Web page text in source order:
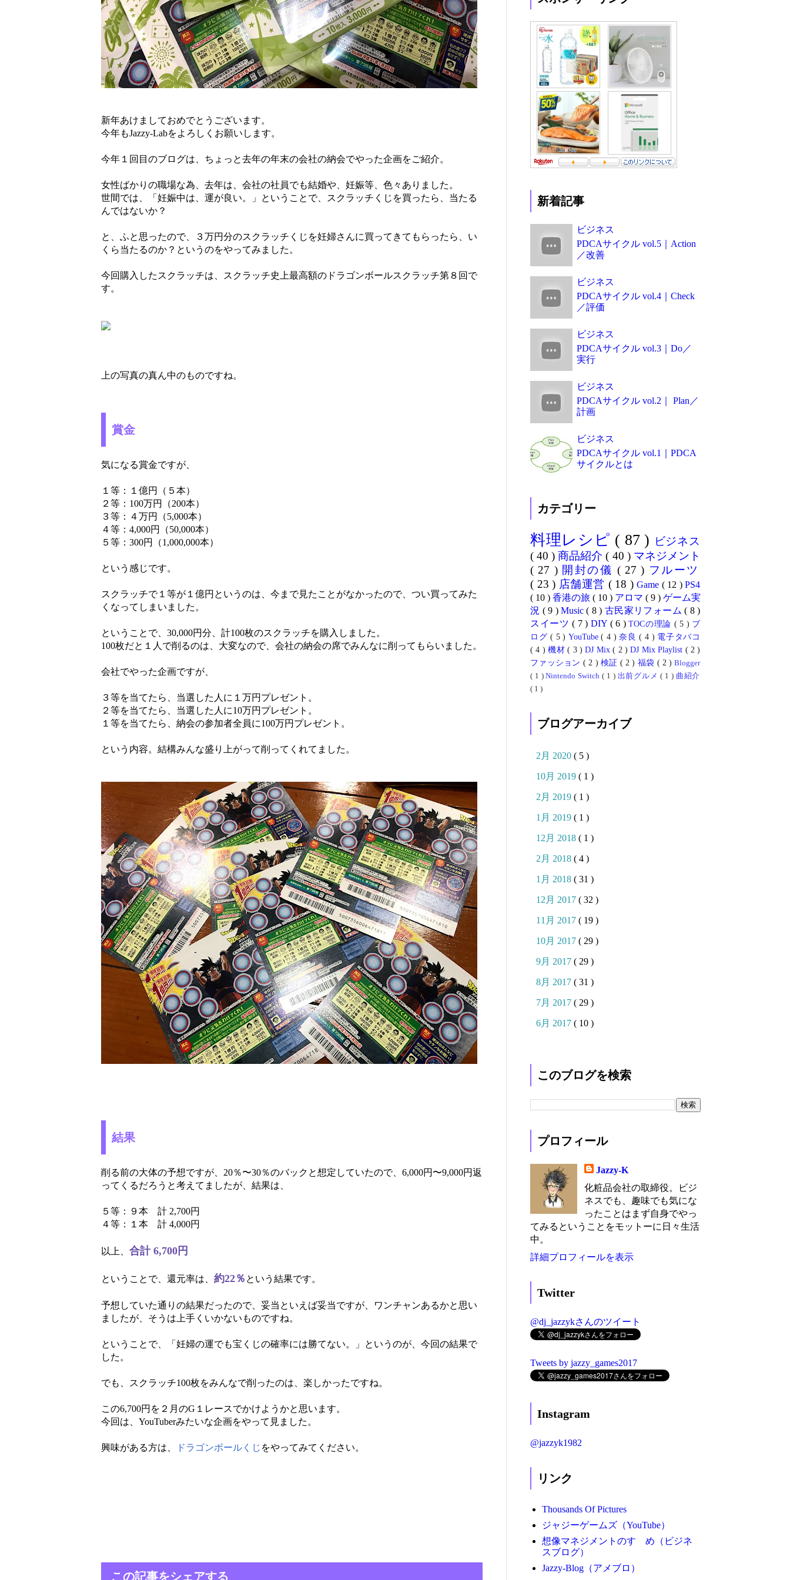
新年あけましておめでとうございます。
今年もJazzy-Labをよろしくお願いします。
今年１回目のブログは、ちょっと去年の年末の会社の納会でやった企画をご紹介。
女性ばかりの職場な為、去年は、会社の社員でも結婚や、妊娠等、色々ありました。
世間では、「妊娠中は、運が良い。」ということで、スクラッチくじを買ったら、当たる
んではないか？
と、ふと思ったので、３万円分のスクラッチくじを妊婦さんに買ってきてもらったら、い
くら当たるのか？というのをやってみました。
今回購入したスクラッチは、スクラッチ史上最高額のドラゴンボールスクラッチ第８回で
す。
上の写真の真ん中のものですね。
賞金
気になる賞金ですが、
１等：１億円（５本）
２等：100万円（200本）
３等：４万円（5,000本）
４等：4,000円（50,000本）
５等：300円（1,000,000本）
という感じです。
スクラッチで１等が１億円というのは、今まで見たことがなかったので、つい買ってみた
くなってしまいました。
ということで、30,000円分、計100枚のスクラッチを購入しました。
100枚だと１人で削るのは、大変なので、会社の納会の席でみんなに削ってもらいました。
会社でやった企画ですが、
３等を当てたら、当選した人に１万円プレゼント。
２等を当てたら、当選した人に10万円プレゼント。
１等を当てたら、納会の参加者全員に100万円プレゼント。
という内容。結構みんな盛り上がって削ってくれてました。
結果
削る前の大体の予想ですが、20％〜30％のバックと想定していたので、6,000円〜9,000円返
ってくるだろうと考えてましたが、結果は、
５等：９本 計 2,700円
４等：１本 計 4,000円
以上、 合計 6,700円
ということで、還元率は、 約22％ という結果です。
予想していた通りの結果だったので、妥当といえば妥当ですが、ワンチャンあるかと思い
ましたが、そうは上手くいかないものですね。
ということで、「妊婦の運でも宝くじの確率には勝てない。」というのが、今回の結果で
した。
でも、スクラッチ100枚をみんなで削ったのは、楽しかったですね。
この6,700円を２月のG１レースでかけようかと思います。
今回は、YouTuberみたいな企画をやって見ました。
興味がある方は、 ドラゴンボールくじ をやってみてください。
この記事をシェアする
新着記事
ビジネス
PDCAサイクル vol.5｜Action
／改善
ビジネス
PDCAサイクル vol.4｜Check
／評価
ビジネス
PDCAサイクル vol.3｜Do／
実行
ビジネス
PDCAサイクル vol.2｜ Plan／
計画
ビジネス
PDCAサイクル vol.1｜PDCA
サイクルとは
カテゴリー
料理レシピ ( 87 ) ビジネス
( 40 )商品紹介( 40 ) マネジメント
( 27 ) 開封の儀 ( 27 ) フルーツ
( 23 ) 店舗運営 ( 18 )Game ( 12 )PS4
( 10 ) 香港の旅 ( 10 ) アロマ ( 9 ) ゲーム実
況 ( 9 )Music( 8 ) 古民家リフォーム( 8 )
スイーツ( 7 ) DIY ( 6 )TOCの理論 ( 5 ) ブ
ログ ( 5 ) YouTube( 4 )奈良( 4 ) 電子タバコ
( 4 )機材( 3 )DJ Mix( 2 )DJ Mix Playlist ( 2 )
ファッション( 2 ) 検証 ( 2 ) 福袋 ( 2 )Blogger
( 1 )Nintendo Switch( 1 ) 出前グルメ( 1 ) 曲紹介
( 1 )
ブログアーカイブ
2月 2020 ( 5 )
10月 2019 ( 1 )
2月 2019 ( 1 )
1月 2019 ( 1 )
12月 2018 ( 1 )
2月 2018 ( 4 )
1月 2018 ( 31 )
12月 2017 ( 32 )
11月 2017 ( 19 )
10月 2017 ( 29 )
9月 2017 ( 29 )
8月 2017 ( 31 )
7月 2017 ( 29 )
6月 2017 ( 10 )
このブログを検索
プロフィール
Jazzy-K
化粧品会社の取締役。ビジ
ネスでも、趣味でも気にな
ったことはまず自身でやっ
てみるということをモットーに日々生活
中。
詳細プロフィールを表示
Twitter
@dj_jazzykさんのツイート
Tweets by jazzy_games2017
Instagram
@jazzyk1982
リンク
Thousands Of Pictures
ジャジーゲームズ（YouTube）
想像マネジメントのすゝめ（ビジネ
スブログ）
Jazzy-Blog（アメブロ）